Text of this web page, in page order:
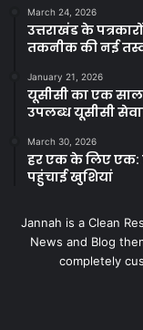
March 24, 2026
उत्तराखंड के
तकनीक की नई
January 21, 2026
यूसीसी का एक
उपलब्ध यूसीसी
March 30, 2026
हर एक के लिए एक:
पहुंचाई खुशियां
Jannah is a Clean
News and Blog
completely